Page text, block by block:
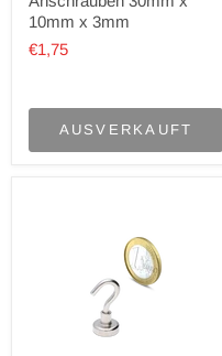
10mm x 3mm
€1,75
AUSVERKAUFT